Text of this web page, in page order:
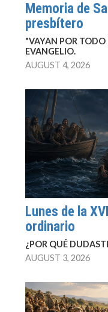
Memoria de
presbítero
"VAYAN POR TODO
EVANGELIO.
AUGUST 4, 2026
Lunes de la
ordinario
¿POR QUÉ
AUGUST 3, 2026